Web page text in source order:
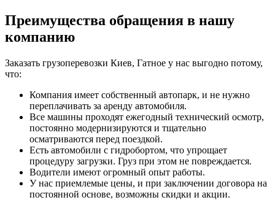
Преимущества обращения в нашу
компанию
Заказать грузоперевозки Киев, Гатное у нас выгодно потому,
что:
Компания имеет собственный автопарк, и не нужно
переплачивать за аренду автомобиля.
Все машины проходят ежегодный технический осмотр,
постоянно модернизируются и тщательно
осматриваются перед поездкой.
Есть автомобили с гидробортом, что упрощает
процедуру загрузки. Груз при этом не повреждается.
Водители имеют огромный опыт работы.
У нас приемлемые цены, и при заключении договора на
постоянной основе, возможны скидки и акции.